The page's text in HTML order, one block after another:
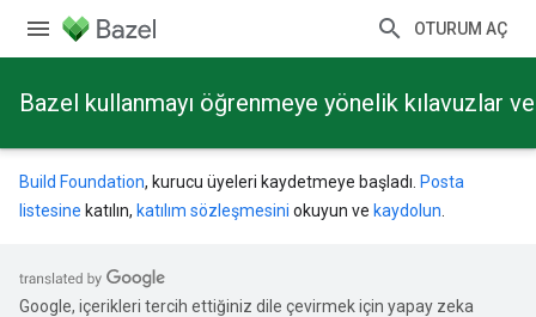
OTURUM AÇ
Bazel kullanmayı öğrenmeye yönelik kılavuzlar
Build Foundation, kurucu üyeleri kaydetmeye başladı. Posta
listesine katılın, katılım sözleşmesini okuyun ve kaydolun
Google, içerikleri tercih ettiğiniz dile çevirmek için yapay zeka